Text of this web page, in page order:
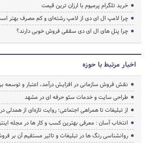
خرید تلگرام پرمیوم با ارزان ترین قیمت
چرا لامپ ال ای دی از لامپ رشته‌ای و کم مصرف بهتر
چرا پنل های ال ای دی سقفی فروش خوبی دارند؟
اخبار مرتبط با حوزه
نقش فروش سازمانی در افزایش درآمد، اعتبار و توسعه
طراحی سایت و خدمات سئو حرفه ای در مشهد
از تبلیغات تا همراهی اجتماعی؛ روایت تازه‌ای از
انتخاب آسان : معرفی بهترین کسب و کار ها در مجله
روانشناسی رنگ ها در تبلیغات و تاثیر مستقیم آن بر